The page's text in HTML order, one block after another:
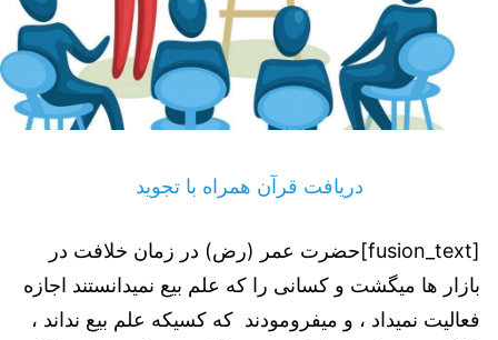
دریافت قرآن همراه با تجوید
[fusion_text]حضرت عمر (رض) در زمان خلافت در
بازار ها میگشت و کسانی را که علم بیع نمیدانستند اجازه
فعالیت نمیداد ، و میفرومودند که کسیکه علم بیع نداند ،